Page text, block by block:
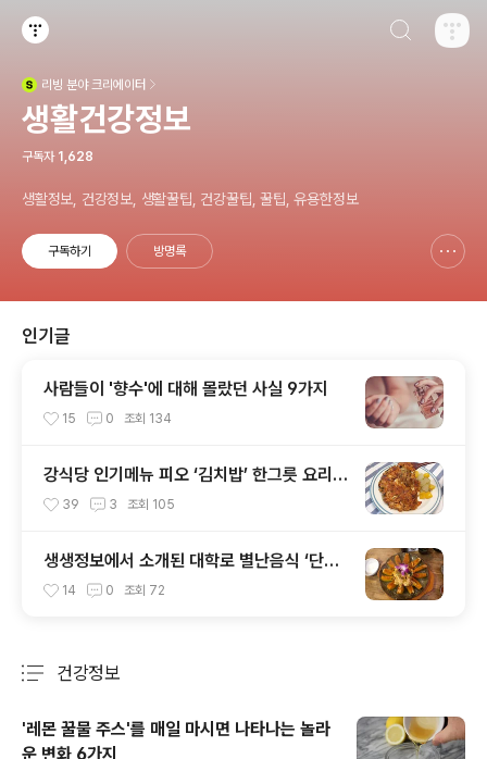
리빙 분야 크리에이터
생활건강정보
구독자 1,628
생활정보, 건강정보, 생활꿀팁, 건강꿀팁, 꿀팁, 유용한정보
구독하기 방명록
인기글
사람들이 '향수'에 대해 몰랐던 사실 9가지
15 0 조회 134
강식당 인기메뉴 피오 ‘김치밥’ 한그릇 요리로
굿! 39 3 조회 105
생생정보에서 소개된 대학로 별난음식 ‘단호
박해물찜’ 솔직 후기
14 0 조회 72
건강정보
'레몬 꿀물 주스'를 매일 마시면 나타나는 놀라
운 변화 6가지